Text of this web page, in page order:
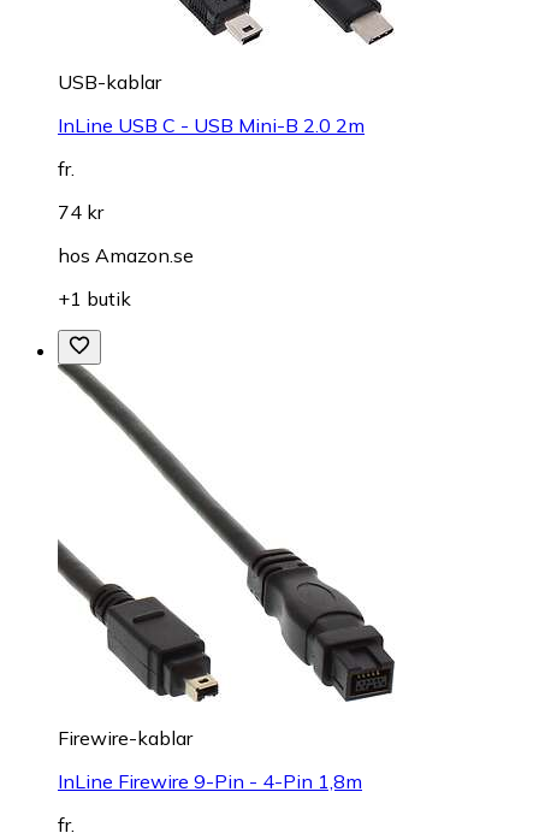
USB-kablar
InLine USB C - USB Mini-B 2.0 2m
fr.
74 kr
hos Amazon.se
+1 butik
Firewire-kablar
InLine Firewire 9-Pin - 4-Pin 1,8m
fr.